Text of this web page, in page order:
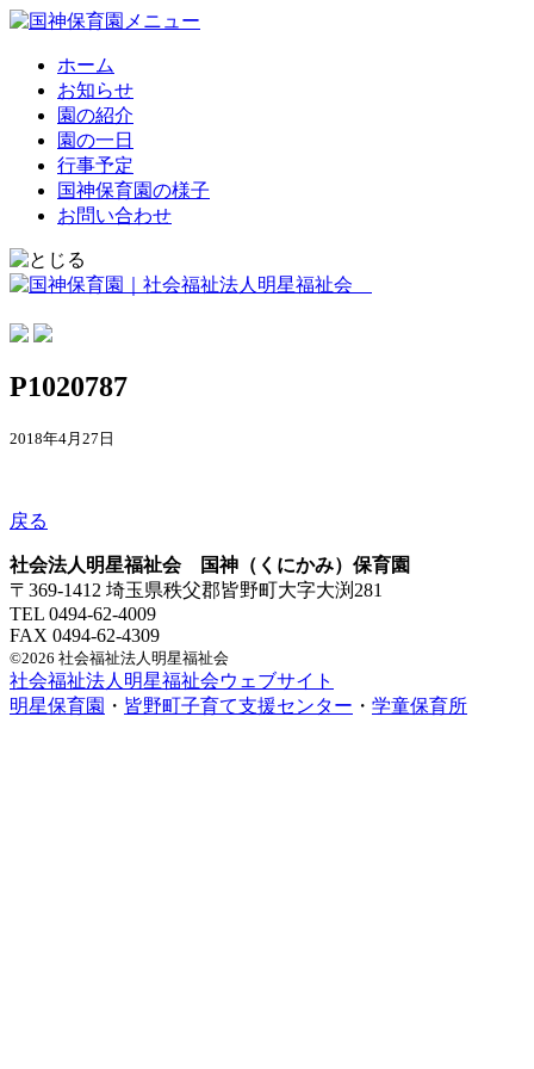
ホーム
お知らせ
園の紹介
園の一日
行事予定
国神保育園の様子
お問い合わせ
P1020787
2018年4月27日
戻る
社会法人明星福祉会 国神（くにかみ）保育園
〒369-1412 埼玉県秩父郡皆野町大字大渕281
TEL 0494-62-4009
FAX 0494-62-4309
©2026 社会福祉法人明星福祉会
社会福祉法人明星福祉会ウェブサイト
明星保育園 ・ 皆野町子育て支援センター ・ 学童保育所